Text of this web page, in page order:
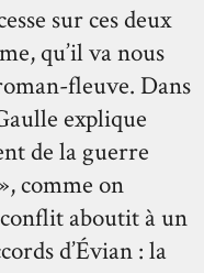
sur ces deux
qu’il va nous
fleuve. Dans
explique
de la guerre
comme on
aboutit à un
d’Évian : la